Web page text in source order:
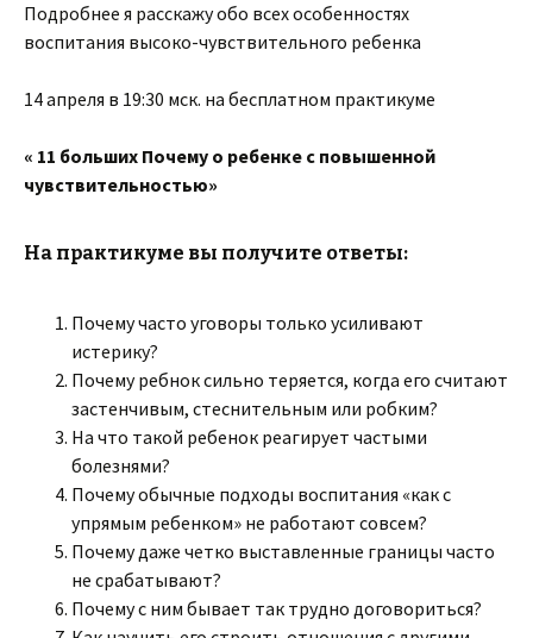
Подробнее я расскажу обо всех особенностях
воспитания высоко-чувствительного ребенка
14 апреля в 19:30 мск. на бесплатном практикуме
« 11 больших Почему о ребенке с повышенной
чувствительностью»
На практикуме вы получите ответы:
Почему часто уговоры только усиливают
истерику?
Почему ребнок сильно теряется, когда его считают
застенчивым, стеснительным или робким?
На что такой ребенок реагирует частыми
болезнями?
Почему обычные подходы воспитания «как с
упрямым ребенком» не работают совсем?
Почему даже четко выставленные границы часто
не срабатывают?
Почему с ним бывает так трудно договориться?